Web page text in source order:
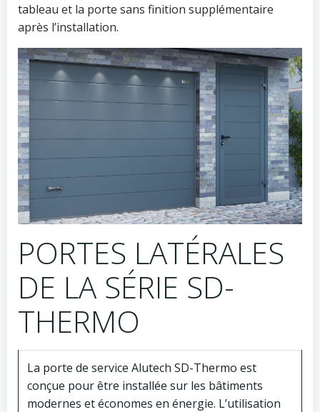
tableau et la porte sans finition supplémentaire
après l’installation.
PORTES LATÉRALES
DE LA SÉRIE SD-
THERMO
La porte de service Alutech SD-Thermo est
conçue pour être installée sur les bâtiments
modernes et économes en énergie. L’utilisation